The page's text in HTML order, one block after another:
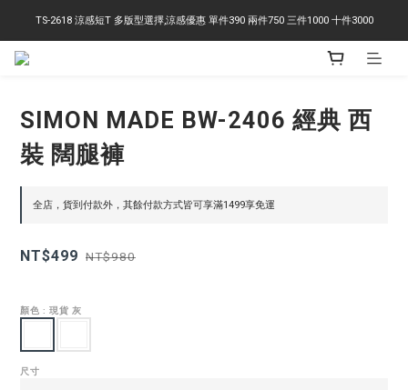
右下角訂閱LINE即享95折優惠
TS-2618 涼感短T 多版型選擇,涼感優惠 單件390 兩件750 三件1000 十件3000
SIMON MADE BW-2406 經典 西
裝 闊腿褲
全店，貨到付款外，其餘付款方式皆可享滿1499享免運
NT$499 NT$980
顏色 : 現貨 灰
尺寸